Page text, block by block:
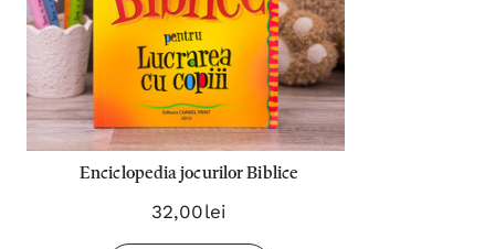
Enciclopedia jocurilor Biblice
32,00lei